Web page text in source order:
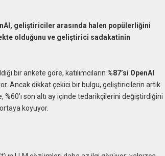
geliştiriciler arasında halen popülerliğini
olduğunu ve geliştirici sadakatinin
bir ankete göre, katılımcıların %87’si OpenAI
Ancak dikkat çekici bir bulgu, geliştiricilerin artık
%60’ı son altı ay içinde tedarikçilerini değiştirdiğini
koyuyor.